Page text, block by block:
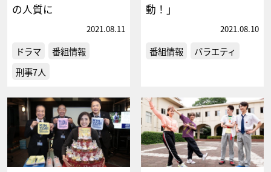
の人質に
2021.08.11
ドラマ
番組情報
刑事7人
動！」
2021.08.10
番組情報 バラエティ